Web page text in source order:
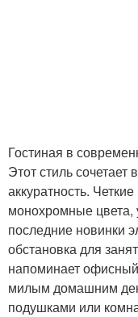
Гостиная в
Этот стиль сочетает
аккуратность.
монохромные
последние новинки
обстановка для
напоминает
милым домашним
подушками или